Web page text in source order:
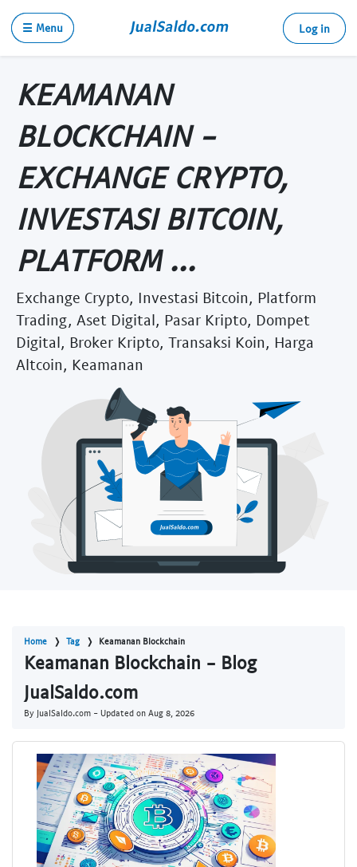
☰ Menu Log in
KEAMANAN
BLOCKCHAIN -
EXCHANGE CRYPTO,
INVESTASI BITCOIN,
PLATFORM ...
Exchange Crypto, Investasi Bitcoin, Platform
Trading, Aset Digital, Pasar Kripto, Dompet
Digital, Broker Kripto, Transaksi Koin, Harga
Altcoin, Keamanan
Home Tag Keamanan Blockchain
Keamanan Blockchain - Blog
JualSaldo.com
By JualSaldo.com - Updated on Aug 8, 2026